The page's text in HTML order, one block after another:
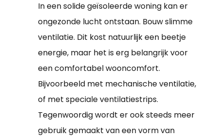
In een solide geïsoleerde woning kan er
ongezonde lucht ontstaan. Bouw slimme
ventilatie. Dit kost natuurlijk een beetje
energie, maar het is erg belangrijk voor
een comfortabel wooncomfort.
Bijvoorbeeld met mechanische ventilatie,
of met speciale ventilatiestrips.
Tegenwoordig wordt er ook steeds meer
gebruik gemaakt van een vorm van